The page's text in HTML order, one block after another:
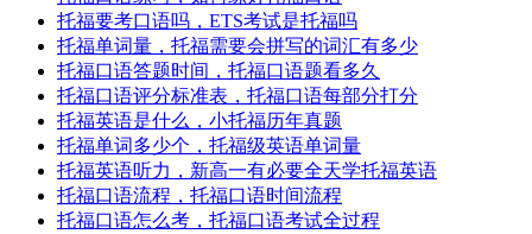
托福要考口语吗，ETS考试是托福吗
托福单词量，托福需要会拼写的词汇有多少
托福口语答题时间，托福口语题看多久
托福口语评分标准表，托福口语每部分打分
托福英语是什么，小托福历年真题
托福单词多少个，托福级英语单词量
托福英语听力，新高一有必要全天学托福英语
托福口语流程，托福口语时间流程
托福口语怎么考，托福口语考试全过程